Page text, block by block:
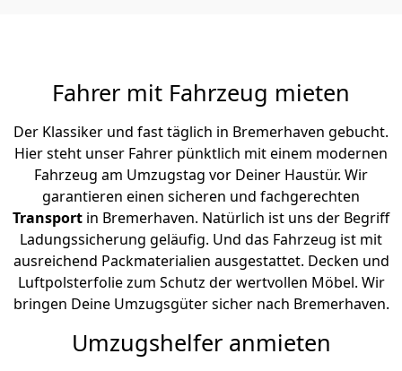
Fahrer mit Fahrzeug mieten
Der Klassiker und fast täglich in Bremer­haven gebucht.
Hier steht unser Fahrer pünktlich mit einem modernen
Fahrzeug am Umzugstag vor Deiner Haustür. Wir
garantieren einen sicheren und fachgerechten
Transport in Bremer­haven. Natürlich ist uns der Begriff
Ladungssicherung geläufig. Und das Fahrzeug ist mit
ausreichend Packmaterialien ausgestattet. Decken und
Luftpolsterfolie zum Schutz der wertvollen Möbel. Wir
bringen Deine Umzugsgüter sicher nach Bremer­haven.
Umzugshelfer anmieten